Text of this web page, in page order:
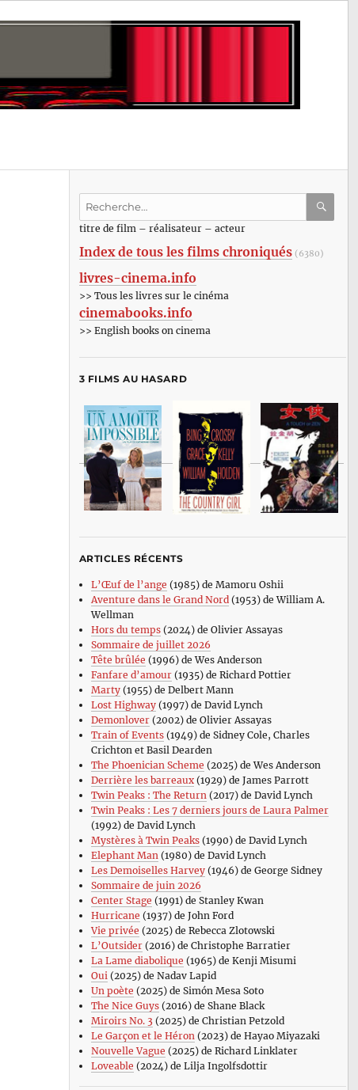
Recherche
:titre de film – réalisateur – acteur
Index de tous les films chroniqués (6380)
livres-cinema.info
>> Tous les livres sur le cinéma
cinemabooks.info
>> English books on cinema
3 FILMS AU HASARD
ARTICLES RÉCENTS
L’Œuf de l’ange (1985) de Mamoru Oshii
Aventure dans le Grand Nord(1953) de William A.
Wellman
Hors du temps(2024) de Olivier Assayas
Sommaire de juillet 2026
Tête brûlée (1996) de Wes Anderson
Fanfare d’amour(1935) de Richard Pottier
Marty(1955) de Delbert Mann
Lost Highway(1997) de David Lynch
Demonlover(2002) de Olivier Assayas
Train of Events(1949) de Sidney Cole, Charles
Crichton et Basil Dearden
The Phoenician Scheme (2025) de Wes Anderson
Derrière les barreaux(1929) de James Parrott
Twin Peaks : The Return(2017) de David Lynch
Twin Peaks : Les 7 derniers jours de Laura Palmer
(1992) de David Lynch
Mystères à Twin Peaks(1990) de David Lynch
Elephant Man(1980) de David Lynch
Les Demoiselles Harvey(1946) de George Sidney
Sommaire de juin 2026
Center Stage (1991) de Stanley Kwan
Hurricane (1937) de John Ford
Vie privée (2025) de Rebecca Zlotowski
L’Outsider(2016) de Christophe Barratier
La Lame diabolique (1965) de Kenji Misumi
Oui(2025) de Nadav Lapid
Un poète (2025) de Simón Mesa Soto
The Nice Guys(2016) de Shane Black
Miroirs No. 3 (2025) de Christian Petzold
Le Garçon et le Héron(2023) de Hayao Miyazaki
Nouvelle Vague (2025) de Richard Linklater
Loveable (2024) de Lilja Ingolfsdottir